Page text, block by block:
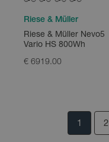
Riese & Müller
Riese & Müller Nevo5
Vario HS 800Wh
€ 6919.00
1 2